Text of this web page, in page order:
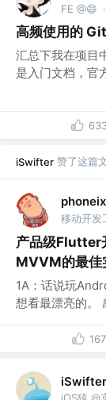
FE @😄 ·
高频使用的
汇总下我在项目
是入门文档，官
iSwifter 赞了这篇
产品级Flutter
MVVM的最佳
1A：话说玩
想看最漂亮的。
167
iSwifter